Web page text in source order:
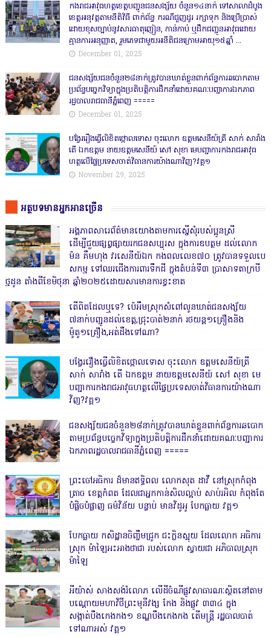
កងរាជឣាវុធហត្ថខេត្តបញ្ជូនជនសង្ស័យ ចំនួន១៤នាក់ ទៅសាលាដំបូង
ខេត្តឣនុវត្តតាមនីតិវិធី ពាក់ព័ន្ធ ករណីជួញដូរ រក្សាទុក និងប្រើប្រាស់
ដោយខុសច្បាប់នូវសារធាតុញៀន, កាន់កាប់ ឬដឹកជញ្ជូនអាវុធដោយ
គ្មានការអនុញ្ញាត, រួមភេទជាមួយអនីតិជនក្រោមអាយុ១៥ឆ្នាំ ...
December 01, 2025
ជនសង្ស័យជនចំនួន២៨នាក់ត្រូវបានឃាត់ខ្លួនពាក់ព័ន្ធការឆបោកតាម
ប្រព័ន្ធបច្ចេកវិទ្យាក្នុងប្រតិបត្តិការដឹកនាំដោយគណៈបញ្ជាការឯកភាព
រដ្ឋបាលរាជធានីភ្នំពេញ ‎=====
December 01, 2025
បង្វែររឿងធ្វើលិខិតថ្កោលទោស ចុះលោក ឧត្តមសេនីយ៍ត្រី សាក់ សារាំង
តើ ឯកឧត្តម នាយឧត្តមសេនីយ៍ សៅ សុខា មេបញ្ជាការកងរាជអាវុធ
ហត្ថលើផ្ទៃប្រទេសចាត់វិធានការយ៉ាងណាវិញ?វគ្គ១
November 29, 2025
អត្ថបទមានអ្នកអានច្រើន
អង្គភាពសារេព័ត៌មានយោងតាមការស្នើសុំរបស់ប្អូនស្រី
ដើម្បីជួយផ្សព្វផ្សាយរកជនសប្បុរស ក្នុងការឧបត្ថម ដល់លោក
ម៉ន គឹមហុង វរសេនីយ៍ឯក កងពលលេខ៧០ ត្រូវបានទទួលបេ
សកម្ម ទៅឈរជើងការពារទឹកដី ក្នុងតំបន់ទី៣ ប្រាសាទតាក្របី
ថ្មដូន តាំងពីខែមិថុនា ឆ្នាំ២០២៥ដោយសារមានការខ្វះខាត
តើពិតដែលឬទេ? ប៉េអឹមស្រុកសំពៅលូនឃាត់ជនសង្ស័យ
៧នាក់បញ្ជូនដល់ខេត្ត,ជ្រុះបាត់២នាក់ រថយន្ត១គ្រឿងនិង
ម៉ូតូ១គ្រឿង,អត់ដឹងទៅណា?
បង្វែររឿងធ្វើលិខិតថ្កោលទោស ចុះលោក ឧត្តមសេនីយ៍ត្រី
សាក់ សារាំង តើ ឯកឧត្តម នាយឧត្តមសេនីយ៍ សៅ សុខា មេ
បញ្ជាការកងរាជអាវុធហត្ថលើផ្ទៃប្រទេសចាត់វិធានការយ៉ាងណា
វិញ?វគ្គ១
ជនសង្ស័យជនចំនួន២៨នាក់ត្រូវបានឃាត់ខ្លួនពាក់ព័ន្ធការឆបោក
តាមប្រព័ន្ធបច្ចេកវិទ្យាក្នុងប្រតិបត្តិការដឹកនាំដោយគណៈបញ្ជាការ
ឯកភាពរដ្ឋបាលរាជធានីភ្នំពេញ ‎=====
ព្រះចៅអធិការ ដ៏មានឥទ្ធិពល លោកសុត ដាវី នៅស្រុកកំពុង
ត្រាច ខេត្តកំពត ដែលជាអ្នកកាន់សិលល្អាប់ សាប់រអិល កំពុងតែ
បំផ្លិចបំផ្លាញ ធម៌វិន័យ បន្ទាប់ មានវិដូអូ បែកធ្លាយ វគ្គ១
បែកធ្លាយ កសិដ្ឋានចិញ្ចឹមជ្រូក ជះក្លិនស្អុយ ដែលលោក អធិការ
ស្រុក ម៉ាឡៃអះអាងថាជា របស់លោក ស្វាយជា អភិបាលស្រុក
ម៉ាឡៃ
អីយ៉ាស់ សាងសង់រំលោភ លើដីចំណីផ្លូវសាធារណៈស្ថិតនៅតាម
បណ្ដោយមហាវិថីព្រះមុនីវង្ស កែង និងផ្លូវ ៣៣៤ ក្នុង
សង្កាត់បឹងកេងកង១ ខណ្ឌបឹងកេងកង តើមន្ត្រី រដ្ឋបាលបាត់
ទៅណាអស់ វគ្គ១